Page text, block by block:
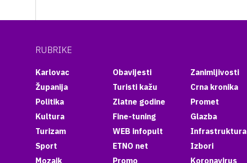
RUBRIKE
Karlovac
Županija
Politika
Kultura
Turizam
Sport
Mozaik
Obavijesti
Turisti kažu
Zlatne godine
Fine-tuning
WEB infopult
ETNO net
Promo
Zanimljivosti
Crna kronika
Promet
Glazba
Infrastruktura
Izbori
Koronavirus